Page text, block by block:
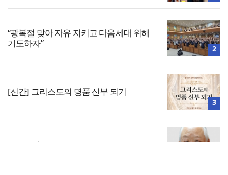
“광복절 맞아 자유 지키고 다음세대 위해
기도하자”
2
[신간] 그리스도의 명품 신부 되기
3
공실(空室) 공화국